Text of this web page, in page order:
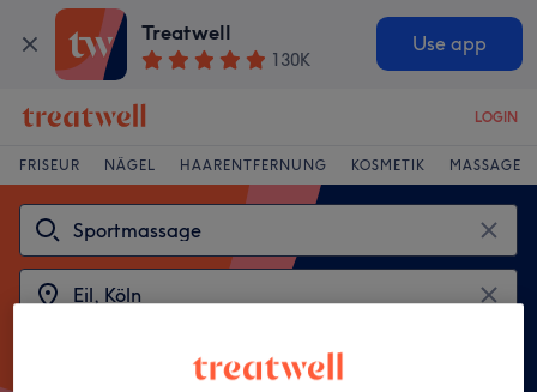
Treatwell
130K
Use app
LOGIN
FRISEUR NÄGEL HAARENTFERNUNG KOSMETIK MASSAGE